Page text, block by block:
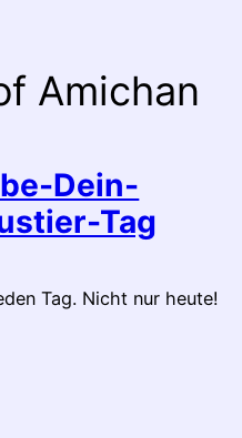
Amichan
Dein-
Tag
Tag. Nicht nur heute!